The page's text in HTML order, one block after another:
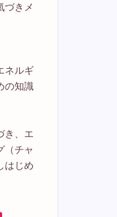
づきメ
ネルギ
の知識
き、エ
（チャ
はじめ